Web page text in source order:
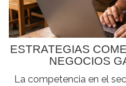
ESTRATEGIAS
NEGOCIOS
La competencia en el